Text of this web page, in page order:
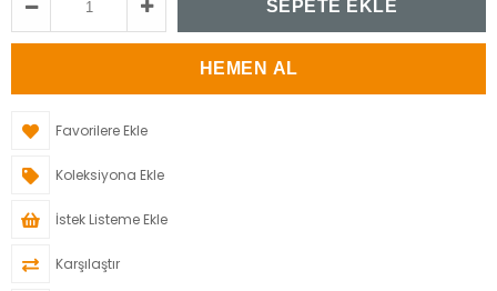
Favorilere Ekle
Koleksiyona Ekle
İstek Listeme Ekle
Karşılaştır